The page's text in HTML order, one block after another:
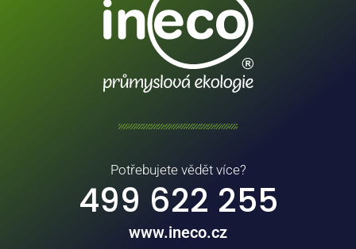
Potřebujete vědět více?
499 622 255
www.ineco.cz